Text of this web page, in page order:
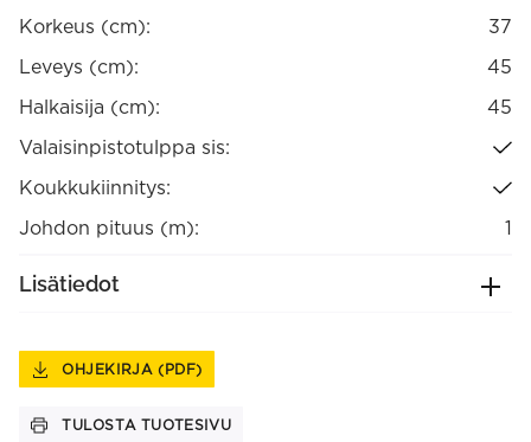
Korkeus (cm):
37
Leveys (cm):
45
Halkaisija (cm):
45
Valaisinpistotulppa sis:
Koukkukiinnitys:
Johdon pituus (m):
1
Lisätiedot
OHJEKIRJA (PDF)
TULOSTA TUOTESIVU